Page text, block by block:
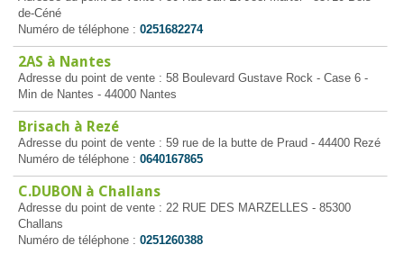
de-Céné
Numéro de téléphone : 0251682274
2AS à Nantes
Adresse du point de vente : 58 Boulevard Gustave Rock - Case 6 -
Min de Nantes - 44000 Nantes
Brisach à Rezé
Adresse du point de vente : 59 rue de la butte de Praud - 44400 Rezé
Numéro de téléphone : 0640167865
C.DUBON à Challans
Adresse du point de vente : 22 RUE DES MARZELLES - 85300
Challans
Numéro de téléphone : 0251260388